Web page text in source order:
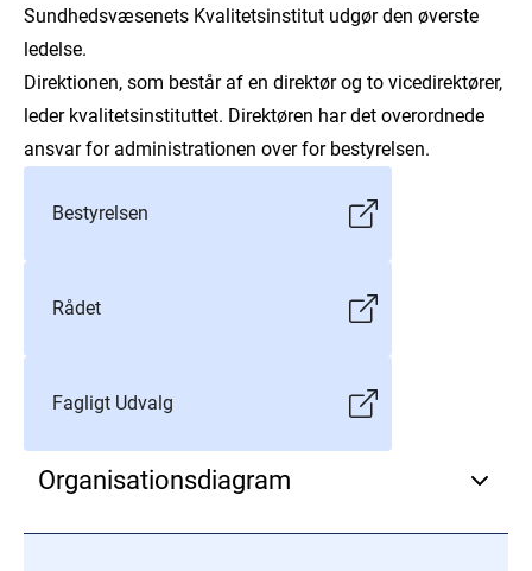
effektiv prioritering i hele sundhedsvæsenet i et tæt
samarbejde med sundhedsvæsenets aktører.
Sundhedsvæsenets Kvalitetsinstitut udgør den øverste
ledelse.
Direktionen, som består af en direktør og to vicedirektører,
leder kvalitetsinstituttet. Direktøren har det overordnede
ansvar for administrationen over for bestyrelsen.
Bestyrelsen
Rådet
Fagligt Udvalg
Organisationsdiagram